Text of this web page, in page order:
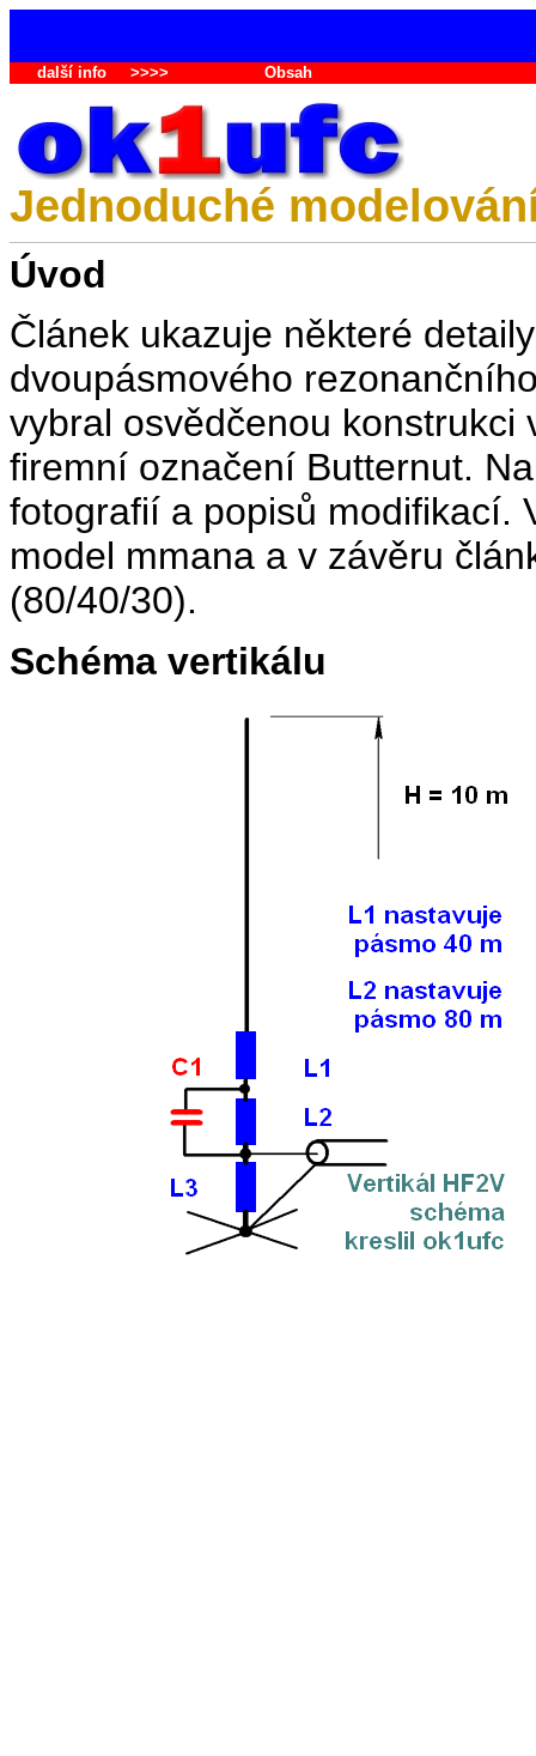
další info>>>> Obsah
Jednoduché
Úvod
Článek ukazuje některé
dvoupásmového
vybral osvědčenou konstrukci
firemní označení Butternut.
fotografií a popisů modifikací.
model mmana a v závěru
(80/40/30).
Schéma vertikálu